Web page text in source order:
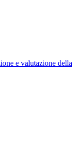
e valutazione della